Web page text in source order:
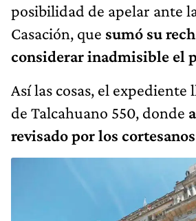
posibilidad de apelar ante
Casación, que sumó su
considerar inadmisible el
Así las cosas, el expediente
de Talcahuano 550, donde
revisado por los